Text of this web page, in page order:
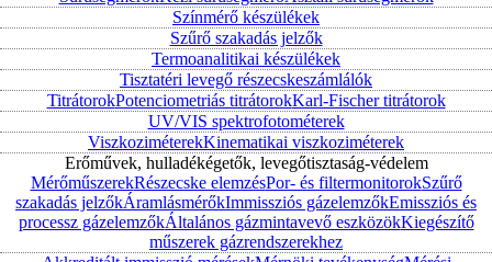
Színmérő készülékek
Szűrő szakadás jelzők
Termoanalitikai készülékek
Tisztatéri levegő részecskeszámlálók
TitrátorokPotenciometriás titrátorokKarl-Fischer titrátorok
UV/VIS spektrofotométerek
ViszkoziméterekKinematikai viszkoziméterek
Erőművek, hulladékégetők, levegőtisztaság-védelem
MérőműszerekRészecske elemzésPor- és filtermonitorokSzűrő
szakadás jelzőkÁramlásmérőkImmissziós gázelemzőkEmissziós és
processz gázelemzőkÁltalános gázmintavevő eszközökKiegészítő
műszerek gázrendszerekhez